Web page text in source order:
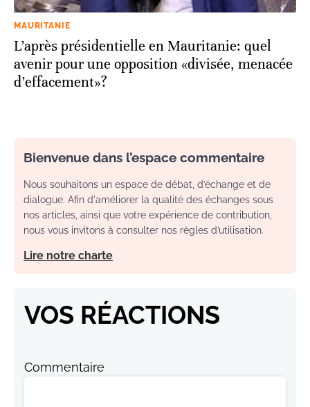
MAURITANIE
L’après présidentielle en Mauritanie: quel
avenir pour une opposition «divisée, menacée
d’effacement»?
Bienvenue dans l’espace commentaire
Nous souhaitons un espace de débat, d’échange et de
dialogue. Afin d'améliorer la qualité des échanges sous
nos articles, ainsi que votre expérience de contribution,
nous vous invitons à consulter nos règles d’utilisation.
Lire notre charte
VOS RÉACTIONS
Commentaire